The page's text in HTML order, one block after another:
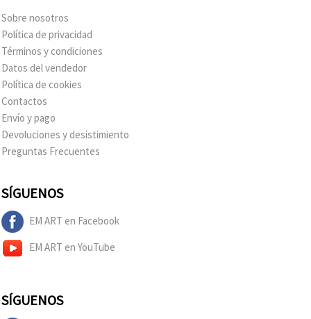
Sobre nosotros
Política de privacidad
Términos y condiciones
Datos del vendedor
Política de cookies
Contactos
Envío y pago
Devoluciones y desistimiento
Preguntas Frecuentes
SÍGUENOS
EM ART en Facebook
EM ART en YouTube
SÍGUENOS